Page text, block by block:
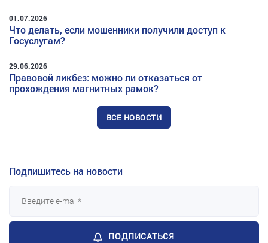
01.07.2026
Что делать, если мошенники получили доступ к
Госуслугам?
29.06.2026
Правовой ликбез: можно ли отказаться от
прохождения магнитных рамок?
ВСЕ НОВОСТИ
Подпишитесь на новости
ПОДПИСАТЬСЯ